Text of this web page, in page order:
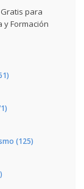
para
y Formación
(125)